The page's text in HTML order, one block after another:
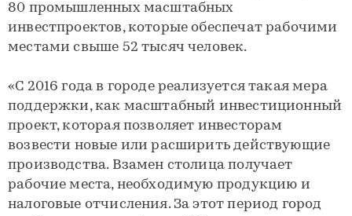
80 промышленных масштабных
инвестпроектов, которые обеспечат рабочими
местами свыше 52 тысяч человек.
«С 2016 года в городе реализуется такая мера
поддержки, как масштабный инвестиционный
проект, которая позволяет инвесторам
возвести новые или расширить действующие
производства. Взамен столица получает
рабочие места, необходимую продукцию и
налоговые отчисления. За этот период город